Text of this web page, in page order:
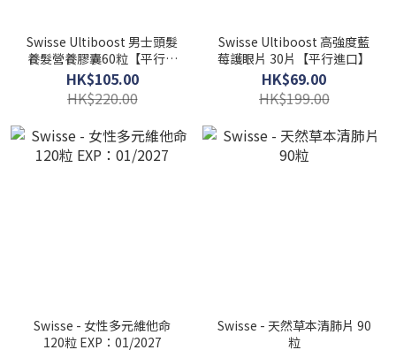
Swisse Ultiboost 男士頭髮
養髮營養膠囊60粒【平行進
口】
HK$105.00
HK$220.00
Swisse Ultiboost 高強度藍
莓護眼片 30片【平行進口】
HK$69.00
HK$199.00
Swisse - 女性多元維他命
120粒 EXP：01/2027
Swisse - 天然草本清肺片 90
粒